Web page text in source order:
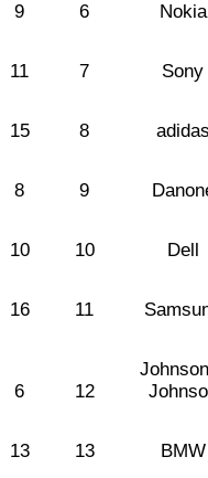
9 6 Nokia
11 7 Sony
15 8 adidas
8 9
10 10 Dell
16 11
6 12
13 13 BMW